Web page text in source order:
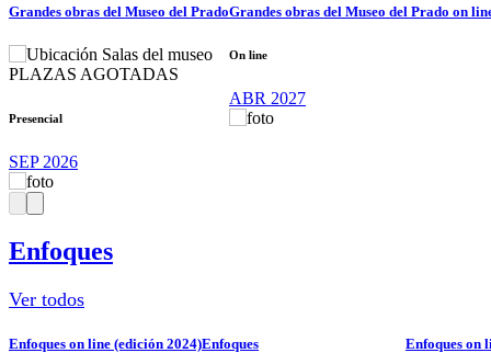
Grandes obras del Museo del Prado
Salas del museo
PLAZAS AGOTADAS
Presencial
SEP 2026
Grandes obras del Museo del Prado on
On line
ABR 2027
Enfoques
Ver todos
Enfoques on line (edición 2024)Enfoques Enfoques on